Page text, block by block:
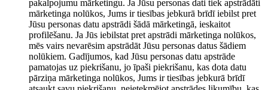
pakalpojumu mārketingu. Ja Jūsu personas dati tiek apstrādāti
mārketinga nolūkos, Jums ir tiesības jebkurā brīdī iebilst pret
Jūsu personas datu apstrādi šādā mārketingā, ieskaitot
profilēšanu. Ja Jūs iebilstat pret apstrādi mārketinga nolūkos,
mēs vairs nevarēsim apstrādāt Jūsu personas datus šādiem
nolūkiem. Gadījumos, kad Jūsu personas datu apstrāde
pamatojas uz piekrišanu, jo īpaši piekrišanu, kas dota datu
pārziņa mārketinga nolūkos, Jums ir tiesības jebkurā brīdī